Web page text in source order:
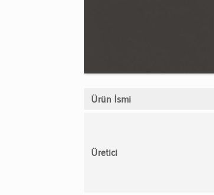
Ürün İsmi
Üretici